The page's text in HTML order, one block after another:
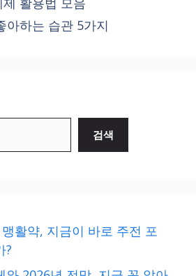
아하는 습관 5가지
검색
활약, 지금이 바로 주전 포
?